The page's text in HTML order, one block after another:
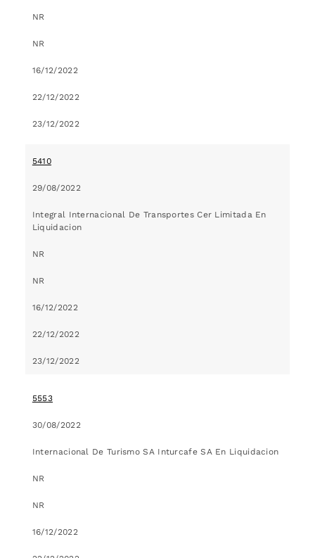
NR
NR
16/12/2022
22/12/2022
23/12/2022
5410
29/08/2022
Integral Internacional De Transportes Cer Limitada En
Liquidacion
NR
NR
16/12/2022
22/12/2022
23/12/2022
5553
30/08/2022
Internacional De Turismo SA Inturcafe SA En Liquidacion
NR
NR
16/12/2022